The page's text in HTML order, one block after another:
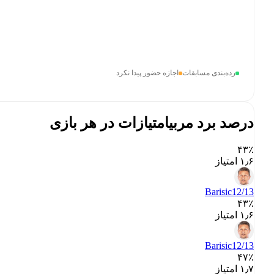
رده‌بندی مسابقات اجازه حضور پیدا نکرد
درصد برد مربیامتیازات در هر بازی
۴۳٪
۱٫۶ امتیاز
Barisic12/13
۴۳٪
۱٫۶ امتیاز
Barisic12/13
۴۷٪
۱٫۷ امتیاز